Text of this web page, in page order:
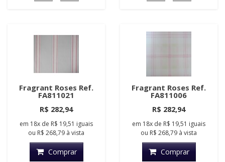
Fragrant Roses Ref.
FA811021
R$ 282,94
em 18x de R$ 19,51 iguais
ou R$ 268,79 à vista
Comprar
Fragrant Roses Ref.
FA811006
R$ 282,94
em 18x de R$ 19,51 iguais
ou R$ 268,79 à vista
Comprar